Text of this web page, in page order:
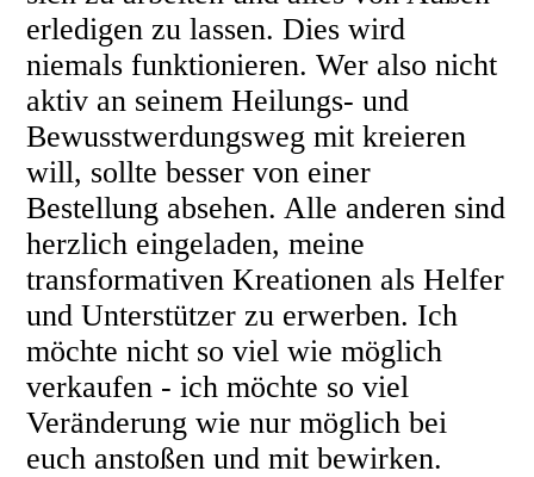
erledigen zu lassen. Dies wird
niemals funktionieren. Wer also nicht
aktiv an seinem Heilungs- und
Bewusstwerdungsweg mit kreieren
will, sollte besser von einer
Bestellung absehen. Alle anderen sind
herzlich eingeladen, meine
transformativen Kreationen als Helfer
und Unterstützer zu erwerben. Ich
möchte nicht so viel wie möglich
verkaufen - ich möchte so viel
Veränderung wie nur möglich bei
euch anstoßen und mit bewirken.